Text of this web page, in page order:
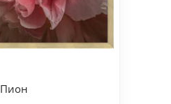
Пион